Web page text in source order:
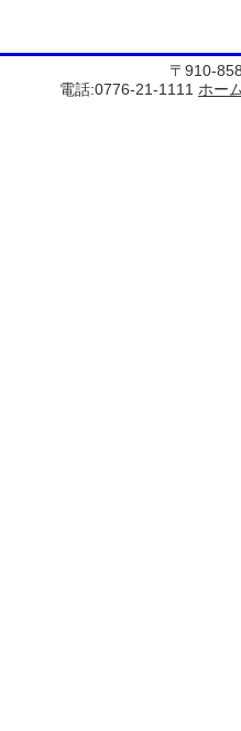
〒910-
電話:0776-21-1111 ホー